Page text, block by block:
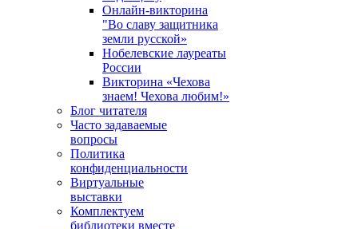
Онлайн-викторина
"Во славу защитника
земли русской»
Нобелевские лауреаты
России
Викторина «Чехова
знаем! Чехова любим!»
Блог читателя
Часто задаваемые
вопросы
Политика
конфиденциальности
Виртуальные
выставки
Комплектуем
библиотеки вместе